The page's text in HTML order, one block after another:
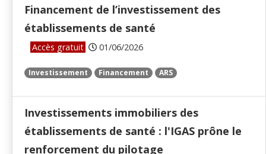
Financement de l’investissement des
établissements de santé
Accès gratuit 01/06/2026
Investissement Financement ARS
Investissements immobiliers des
établissements de santé : l'IGAS prône le
renforcement du pilotage